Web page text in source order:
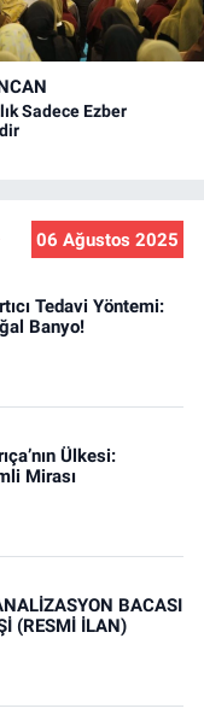
Sadece Ezber
06 Ağustos 2025
Tedavi Yöntemi:
Banyo!
Ülkesi:
Mirası
BACASI
(RESMİ İLAN)